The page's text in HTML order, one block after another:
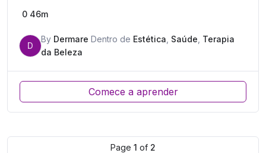
0 46m
D
By Dermare Dentro de Estética Saúde Terapia
da Beleza
Comece a aprender
Page 1 of 2